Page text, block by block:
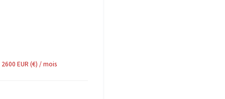
2600 EUR (€) / mois